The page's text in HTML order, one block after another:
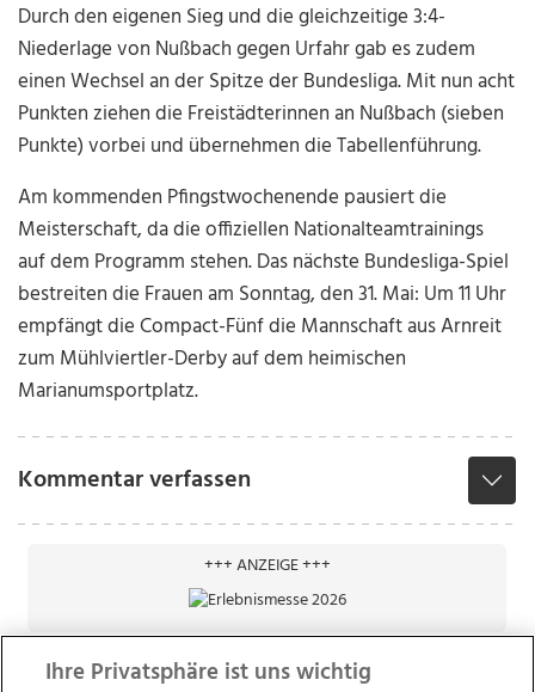
Durch den eigenen Sieg und die gleichzeitige 3:4-
Niederlage von Nußbach gegen Urfahr gab es zudem
einen Wechsel an der Spitze der Bundesliga. Mit nun acht
Punkten ziehen die Freistädterinnen an Nußbach (sieben
Punkte) vorbei und übernehmen die Tabellenführung.
Am kommenden Pfingstwochenende pausiert die
Meisterschaft, da die offiziellen Nationalteamtrainings
auf dem Programm stehen. Das nächste Bundesliga-Spiel
bestreiten die Frauen am Sonntag, den 31. Mai: Um 11 Uhr
empfängt die Compact-Fünf die Mannschaft aus Arnreit
zum Mühlviertler-Derby auf dem heimischen
Marianumsportplatz.
Kommentar verfassen
+++ ANZEIGE +++
Ihre Privatsphäre ist uns wichtig